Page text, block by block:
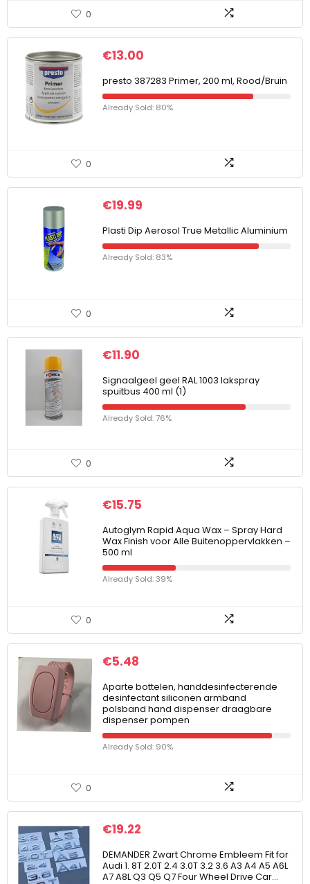
0
€13.00
presto 387283 Primer, 200 ml, Rood/Bruin
Already Sold: 80%
0
€19.99
Plasti Dip Aerosol True Metallic Aluminium
Already Sold: 83%
0
€11.90
Signaalgeel geel RAL 1003 lakspray
spuitbus 400 ml (1)
Already Sold: 76%
0
€15.75
Autoglym Rapid Aqua Wax – Spray Hard
Wax Finish voor Alle Buitenoppervlakken –
500 ml
Already Sold: 39%
0
€5.48
Aparte bottelen, handdesinfecterende
desinfectant siliconen armband
polsband hand dispenser draagbare
dispenser pompen
Already Sold: 90%
0
€19.22
DEMANDER Zwart Chrome Embleem Fit for
Audi 1. 8T 2.0T 2.4 3.0T 3.2 3.6 A3 A4 A5 A6L
A7 A8L Q3 Q5 Q7 Four Wheel Drive Car…